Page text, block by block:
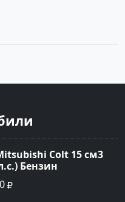
Colt 15 см3
Бензин
в Краснодар:
металик Хетчбэк